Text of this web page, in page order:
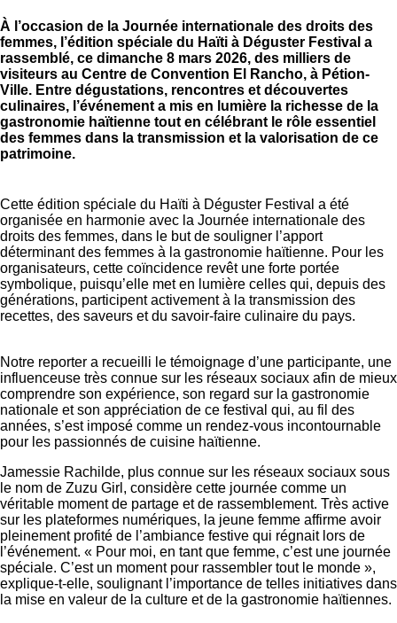
À l’occasion de la Journée internationale des droits des
femmes, l’édition spéciale du Haïti à Déguster Festival a
rassemblé, ce dimanche 8 mars 2026, des milliers de
visiteurs au Centre de Convention El Rancho, à Pétion-
Ville. Entre dégustations, rencontres et découvertes
culinaires, l’événement a mis en lumière la richesse de la
gastronomie haïtienne tout en célébrant le rôle essentiel
des femmes dans la transmission et la valorisation de ce
patrimoine.
Cette édition spéciale du Haïti à Déguster Festival a été
organisée en harmonie avec la Journée internationale des
droits des femmes, dans le but de souligner l’apport
déterminant des femmes à la gastronomie haïtienne. Pour les
organisateurs, cette coïncidence revêt une forte portée
symbolique, puisqu’elle met en lumière celles qui, depuis des
générations, participent activement à la transmission des
recettes, des saveurs et du savoir-faire culinaire du pays.
Notre reporter a recueilli le témoignage d’une participante, une
influenceuse très connue sur les réseaux sociaux afin de mieux
comprendre son expérience, son regard sur la gastronomie
nationale et son appréciation de ce festival qui, au fil des
années, s’est imposé comme un rendez-vous incontournable
pour les passionnés de cuisine haïtienne.
Jamessie Rachilde, plus connue sur les réseaux sociaux sous
le nom de Zuzu Girl, considère cette journée comme un
véritable moment de partage et de rassemblement. Très active
sur les plateformes numériques, la jeune femme affirme avoir
pleinement profité de l’ambiance festive qui régnait lors de
l’événement. « Pour moi, en tant que femme, c’est une journée
spéciale. C’est un moment pour rassembler tout le monde »,
explique-t-elle, soulignant l’importance de telles initiatives dans
la mise en valeur de la culture et de la gastronomie haïtiennes.